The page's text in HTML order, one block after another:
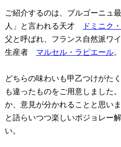
ご紹介するのは、ブルゴーニュ
人」と言われる天才
ドミニク
父と呼ばれ、フランス自然派ワ
生産者 マルセル・ラピエール。
どちらの味わいも甲乙つけがた
も違ったものをご用意しました
か、意見が分かれることと思い
と語らいつつ楽しいボジョレー
い。